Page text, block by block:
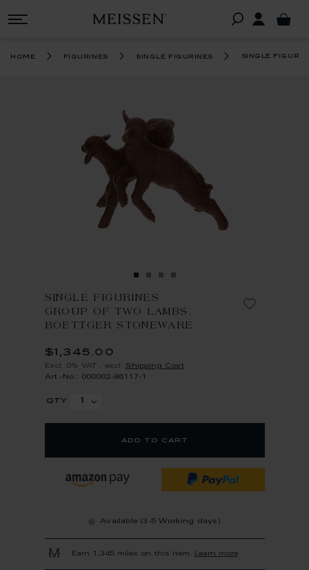
home figurines single figurines single
SINGLE FIGURINES
GROUP OF TWO LAMBS,
BOETTGER STONEWARE
$1,345.00
Excl. 0% VAT excl. Shipping Cost
Art.-No.: 000002-86117-1
qty
add to cart
Available (3-5 Working days)
Earn 1,345 miles on this item. Learn more